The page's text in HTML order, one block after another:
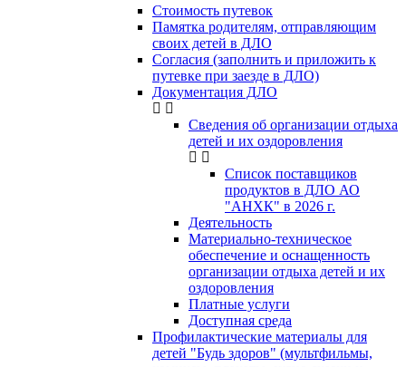
Стоимость путевок
Памятка родителям, отправляющим
своих детей в ДЛО
Согласия (заполнить и приложить к
путевке при заезде в ДЛО)
Документация ДЛО
Сведения об организации отдыха
детей и их оздоровления
Список поставщиков
продуктов в ДЛО АО
"АНХК" в 2026 г.
Деятельность
Материально-техническое
обеспечение и оснащенность
организации отдыха детей и их
оздоровления
Платные услуги
Доступная среда
Профилактические материалы для
детей "Будь здоров" (мультфильмы,